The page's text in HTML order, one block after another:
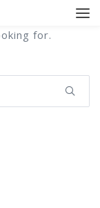
for.